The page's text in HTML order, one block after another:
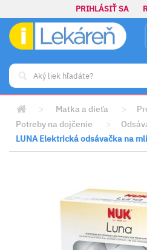
PRIHLÁSIŤ SA
> Matka a dieťa >
Potreby na dojčenie
>
LUNA Elektrická odsávačka na